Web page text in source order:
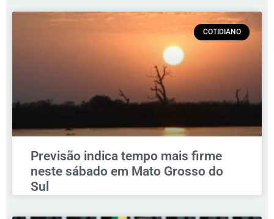
COTIDIANO
Previsão indica tempo mais firme
neste sábado em Mato Grosso do
Sul